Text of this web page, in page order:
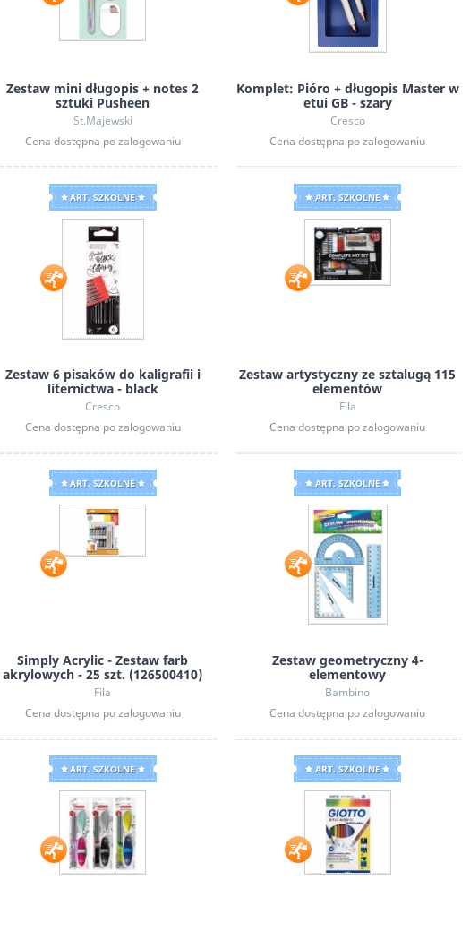
Puzzlove CzuCzu: Motyle, 1000 el.
Zestaw mini długopis + notes 2
sztuki Pusheen
St.Majewski
Cena dostępna po zalogowaniu
Komplet: Pióro + długopis Master w
etui GB - szary
Cresco
Cena dostępna po zalogowaniu
ART. SZKOLNE
Zestaw 6 pisaków do kaligrafii i
liternictwa - black
Cresco
Cena dostępna po zalogowaniu
ART. SZKOLNE
Zestaw artystyczny ze sztalugą 115
elementów
Fila
Cena dostępna po zalogowaniu
ART. SZKOLNE
Simply Acrylic - Zestaw farb
akrylowych - 25 szt. (126500410)
Fila
Cena dostępna po zalogowaniu
ART. SZKOLNE
Zestaw geometryczny 4-
elementowy
Bambino
Cena dostępna po zalogowaniu
ART. SZKOLNE ART. SZKOLNE